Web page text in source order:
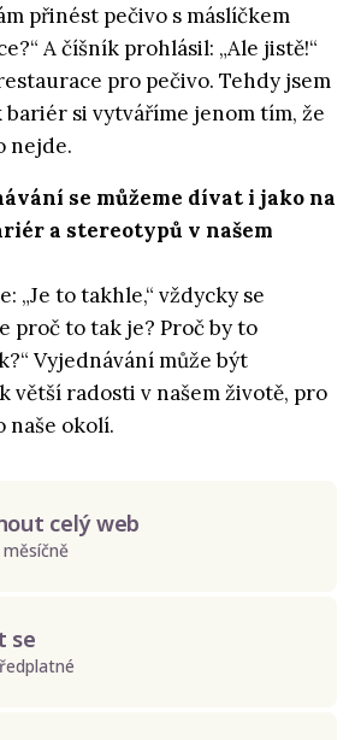
přinést pečivo s máslíčkem
A číšník prohlásil: „Ale jistě!“
pro pečivo. Tehdy jsem
si vytváříme jenom tím, že
nejde.
se můžeme dívat i jako na
a stereotypů v našem
„Je to takhle,“ vždycky se
proč to tak je? Proč by to
Vyjednávání může být
větší radosti v našem životě, pro
naše okolí.
celý web
se